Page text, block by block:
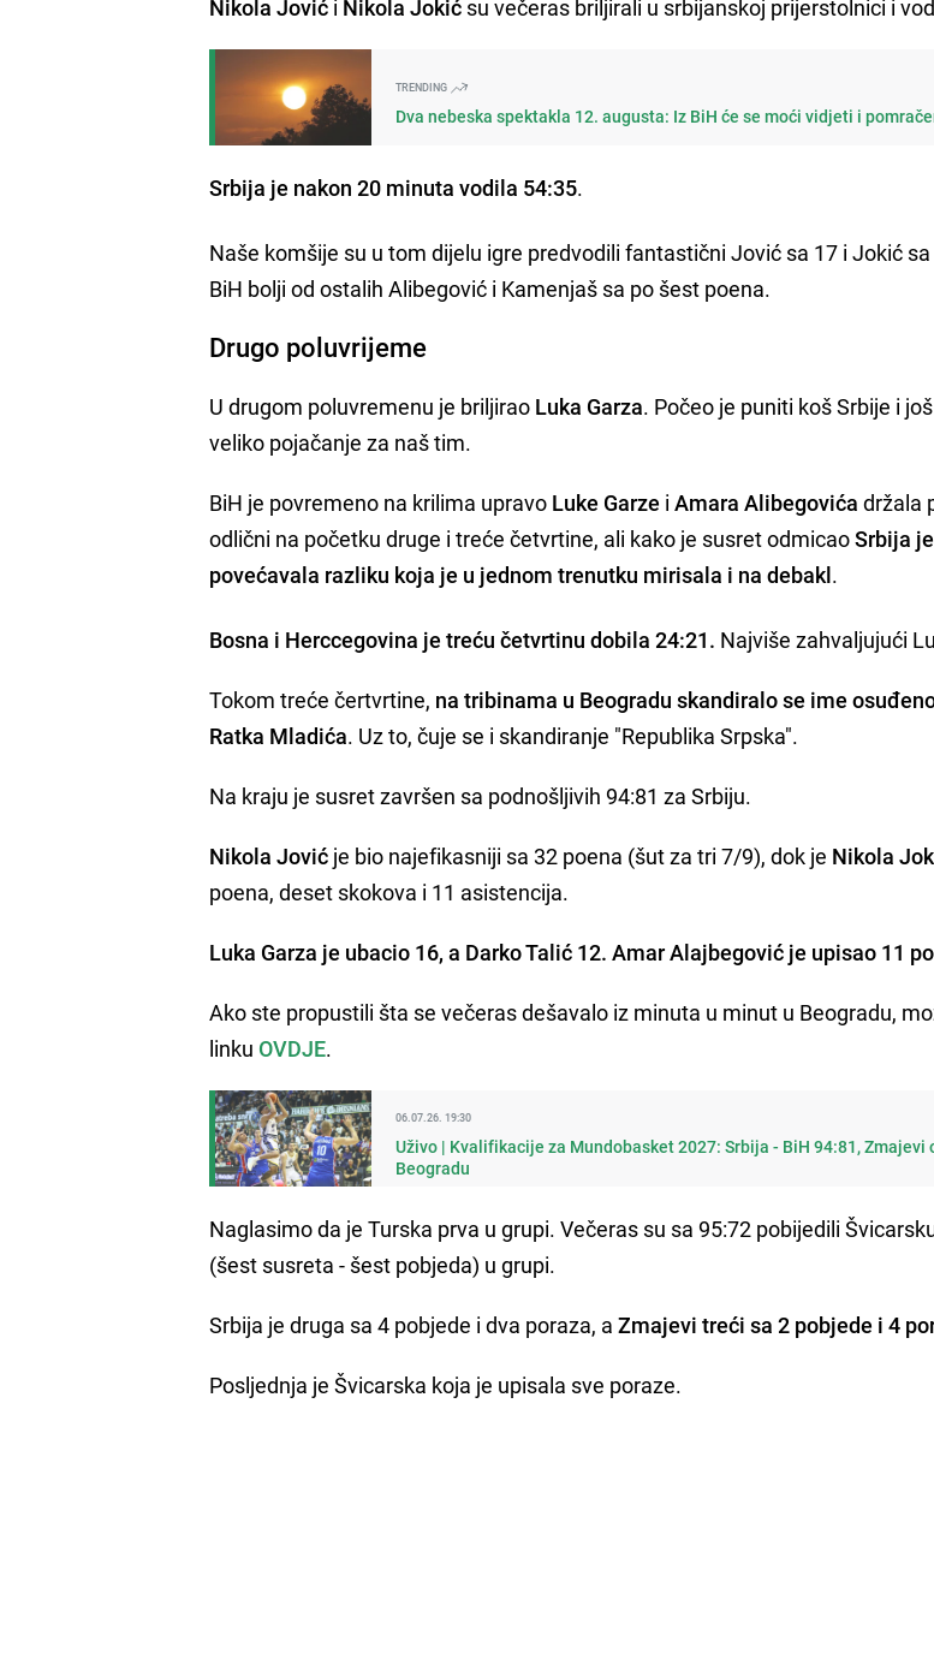
Nikola Jović i Nikola Jokić su večeras briljirali u srbijanskoj prijerstolnici i
TRENDING
Dva nebeska spektakla 12. augusta: Iz BiH će se moći vidjeti i
Srbija je nakon 20 minuta vodila 54:35.
Naše komšije su u tom dijelu igre predvodili fantastični Jović sa 17 i Jokić
BiH bolji od ostalih Alibegović i Kamenjaš sa po šest poena.
Drugo poluvrijeme
U drugom poluvremenu je briljirao Luka Garza. Počeo je puniti koš Srbije i
veliko pojačanje za naš tim.
BiH je povremeno na krilima upravo Luke Garze i Amara Alibegovića držala
odlični na početku druge i treće četvrtine, ali kako je susret odmicaoSrbija
povećavala razliku koja je u jednom trenutku mirisala i na debakl.
Bosna i Herccegovina je treću četvrtinu dobila 24:21. Najviše zahvaljujući
Tokom treće čertvrtine, na tribinama u Beogradu skandiralo se ime
Ratka Mladića. Uz to, čuje se i skandiranje "Republika Srpska".
Na kraju je susret završen sa podnošljivih 94:81 za Srbiju.
Nikola Jović je bio najefikasniji sa 32 poena (šut za tri 7/9), dok je Nikola
poena, deset skokova i 11 asistencija.
Luka Garza je ubacio 16, a Darko Talić 12. Amar Alajbegović je upisao 11
Ako ste propustili šta se večeras dešavalo iz minuta u minut u Beogradu,
linku OVDJE.
06.07.26. 19:30
Uživo | Kvalifikacije za Mundobasket 2027: Srbija - BiH 94:81, Zmajevi
Beogradu
Naglasimo da je Turska prva u grupi. Večeras su sa 95:72 pobijedili
(šest susreta - šest pobjeda) u grupi.
Srbija je druga sa 4 pobjede i dva poraza, aZmajevi treći sa 2 pobjede i 4
Posljednja je Švicarska koja je upisala sve poraze.